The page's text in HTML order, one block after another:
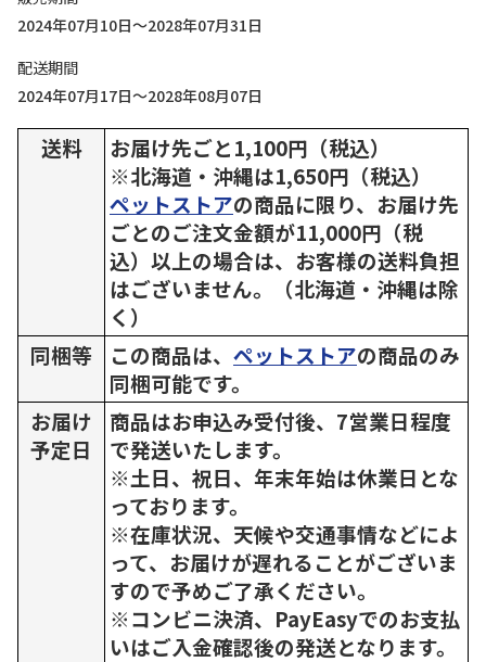
2024年07月10日～2028年07月31日
配送期間
2024年07月17日～2028年08月07日
送料
お届け先ごと1,100円（税込）
※北海道・沖縄は1,650円（税込）
ペットストアの商品に限り、お届け先
ごとのご注文金額が11,000円（税
込）以上の場合は、お客様の送料負担
はございません。（北海道・沖縄は除
く）
同梱等
この商品は、 ペットストアの商品のみ
同梱可能です。
お届け
予定日
商品はお申込み受付後、7営業日程度
で発送いたします。
※土日、祝日、年末年始は休業日とな
っております。
※在庫状況、天候や交通事情などによ
って、お届けが遅れることがございま
すので予めご了承ください。
※コンビニ決済、PayEasyでのお支払
いはご入金確認後の発送となります。